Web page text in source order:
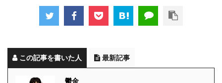
この記事を書いた人 最新記事
鬱金